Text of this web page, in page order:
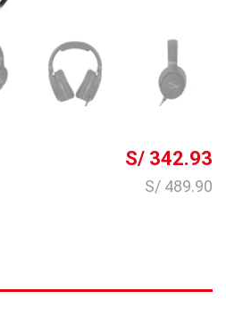
S/ 342.93
S/ 489.90